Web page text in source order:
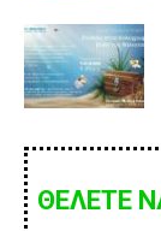
ΘΕΛΕΤΕ